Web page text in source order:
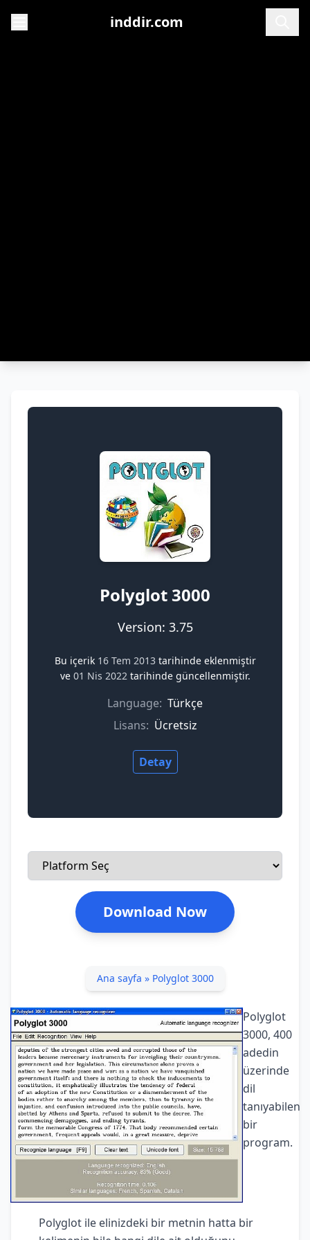
inddir.com
Polyglot 3000
Version: 3.75
Bu içerik 16 Tem 2013 tarihinde eklenmiştir
ve 01 Nis 2022 tarihinde güncellenmiştir.
Language: Türkçe
Lisans: Ücretsiz
Detay
Download Now
Ana sayfa » Polyglot 3000
Polyglot
3000, 400
adedin
üzerinde
dil
tanıyabilen
bir
program.
Polyglot ile elinizdeki bir metnin hatta bir